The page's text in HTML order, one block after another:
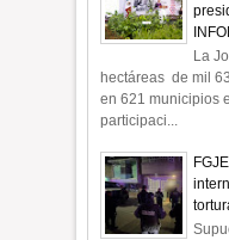
La
hectáreas de mil
en 621 municipios
participaci...